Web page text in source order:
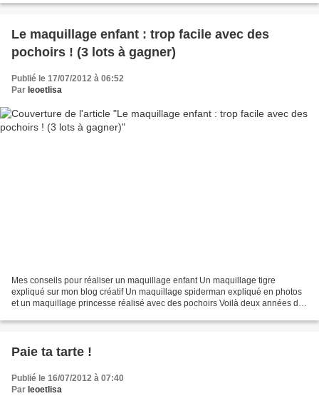
Le maquillage enfant : trop facile avec des
pochoirs ! (3 lots à gagner)
Publié le 17/07/2012 à 06:52
Par leoetlisa
Mes conseils pour réaliser un maquillage enfant Un maquillage tigre
expliqué sur mon blog créatif Un maquillage spiderman expliqué en photos
et un maquillage princesse réalisé avec des pochoirs Voilà deux années de
Paie ta tarte !
Publié le 16/07/2012 à 07:40
Par leoetlisa